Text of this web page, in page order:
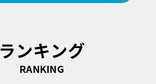
ランキング
RANKING